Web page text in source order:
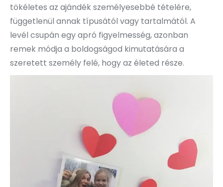
tökéletes az ajándék személyesebbé tételére,
függetlenül annak típusától vagy tartalmától. A
levél csupán egy apró figyelmesség, azonban
remek módja a boldogságod kimutatására a
szeretett személy felé, hogy az életed része.